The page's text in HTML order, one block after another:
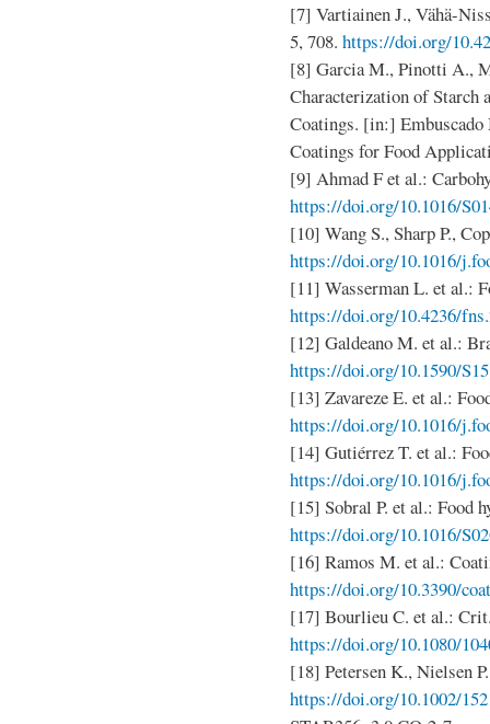
[7] Vartiainen J., Vähä-
5, 708. https://doi.org/
[8] Garcia M., Pinotti A.,
Characterization of Starch
Coatings. [in:]
Coatings for Food
[9] Ahmad F et al.:
https://doi.org/10.1016/
[10] Wang S., Sharp P.,
https://doi.org/10.1016/
[11] Wasserman L. et al.:
https://doi.org/10.4236/
[12] Galdeano M. et al.:
https://doi.org/10.1590/
[13] Zavareze E. et al.:
https://doi.org/10.1016/
[14] Gutiérrez T. et al.:
https://doi.org/10.1016/
[15] Sobral P. et al.: Food
https://doi.org/10.1016/
[16] Ramos M. et al.:
https://doi.org/10.3390/
[17] Bourlieu C. et al.:
https://doi.org/10.1080/
[18] Petersen K., Nielsen
https://doi.org/10.1002/